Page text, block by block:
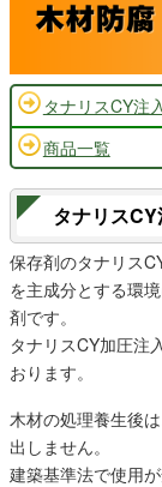
タナリスCY注
商品一覧
タナリス
保存剤のタナリス
を主成分とする環
剤です。
タナリスCY加圧注
おります。
木材の処理養生後
出しません。
建築基準法で使用